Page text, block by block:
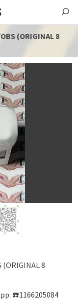
(ORIGINAL 8
(ORIGINAL 8
☎️1166205084